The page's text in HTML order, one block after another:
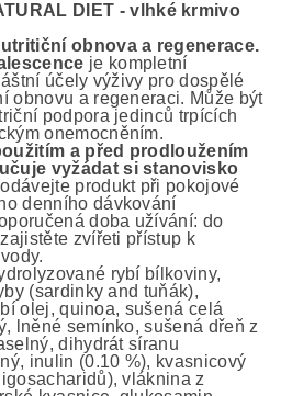
DIET - vlhké krmivo
obnova a regenerace.
je kompletní
účely výživy pro dospělé
obnovu a regeneraci. Může být
podpora jedinců trpících
onemocněním.
a před prodloužením
vyžádat si stanovisko
produkt při pokojové
denního dávkování
doba užívání: do
zvířeti přístup k
rybí bílkoviny,
(sardinky and tuňák),
olej, quinoa, sušená celá
lněné semínko, sušená dřeň z
dihydrát síranu
inulin (0.10 %), kvasnicový
vláknina z